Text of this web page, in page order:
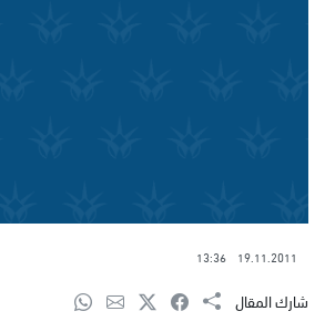
19.11.2011
13:36
شارك المقال